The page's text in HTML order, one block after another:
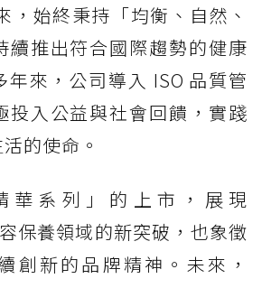
，始終秉持「均衡、自然、
續推出符合國際趨勢的健康
年來，公司導入 ISO 品質管
投入公益與社會回饋，實踐
的使命。
華系列」的上市，展現
保養領域的新突破，也象徵
創新的品牌精神。未來，